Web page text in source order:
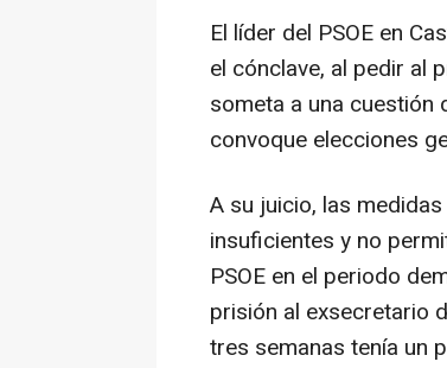
El líder del PSOE en
el cónclave, al pedir al
someta a una cuestión
convoque elecciones
A su juicio, las
insuficientes y no
PSOE en el periodo
prisión al exsecretario
tres semanas tenía un